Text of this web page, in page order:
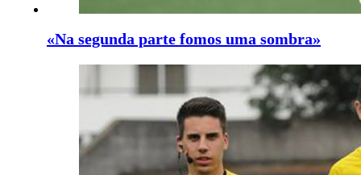
«Na segunda parte fomos uma sombra»